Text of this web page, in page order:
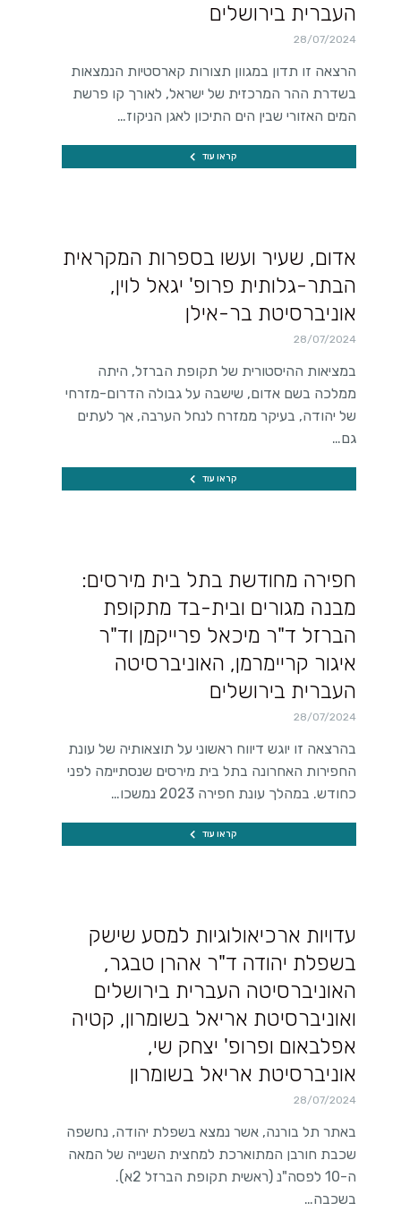
העברית בירושלים
28/07/2024
הרצאה זו תדון במגוון תצורות קארסטיות הנמצאות
בשדרת ההר המרכזית של ישראל, לאורך קו פרשת
המים האזורי שבין הים התיכון לאגן הניקוז…
קראו עוד
אדום, שעיר ועשו בספרות המקראית
הבתר-גלותית פרופ' יגאל לוין,
אוניברסיטת בר-אילן
28/07/2024
במציאות ההיסטורית של תקופת הברזל, היתה
ממלכה בשם אדום, שישבה על גבולה הדרום-מזרחי
של יהודה, בעיקר ממזרח לנחל הערבה, אך לעתים
גם…
קראו עוד
חפירה מחודשת בתל בית מירסים:
מבנה מגורים ובית-בד מתקופת
הברזל ד"ר מיכאל פרייקמן וד"ר
איגור קריימרמן, האוניברסיטה
העברית בירושלים
28/07/2024
בהרצאה זו יוגש דיווח ראשוני על תוצאותיה של עונת
החפירות האחרונה בתל בית מירסים שנסתיימה לפני
כחודש. במהלך עונת חפירה 2023 נמשכו…
קראו עוד
עדויות ארכיאולוגיות למסע שישק
בשפלת יהודה ד"ר אהרן טבגר,
האוניברסיטה העברית בירושלים
ואוניברסיטת אריאל בשומרון, קטיה
אפלבאום ופרופ' יצחק שי,
אוניברסיטת אריאל בשומרון
28/07/2024
באתר תל בורנה, אשר נמצא בשפלת יהודה, נחשפה
שכבת חורבן המתוארכת למחצית השנייה של המאה
ה-10 לפסה"נ (ראשית תקופת הברזל 2א).
בשכבה…